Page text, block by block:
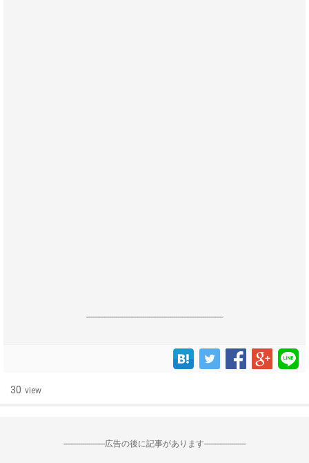
------------------------------------------------------------------
30 view
--------------------広告の後に記事があります--------------------